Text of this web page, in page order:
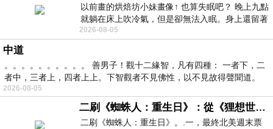
以前畫的烘焙坊小妹畫像↑ 也算失眠吧？ 晚上九點
就躺在床上吹冷氣，但是卻無法入眠。身上還留著
四點多跑的六公里的疲
2026-08-05
中道
。。。。。。。。。。 善男子！觀十二緣智，凡有四種： 一者下，二
者中，三者上，四者上上。下智觀者不見佛性，以不見故得聲聞道。
2026-08-05
二刷《蜘蛛人：重生日》：從《狸想世界》到《怪奇物語》
二刷《蜘蛛人：重生日》。.一，最終北美週末票